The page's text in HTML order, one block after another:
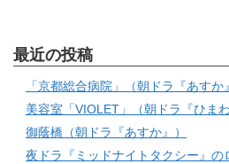
最近の投稿
「京都総合病院」（朝ドラ『あすか
美容室「VIOLET」（朝ドラ『ひまわ
御蔭橋（朝ドラ『あすか』）
夜ドラ『ミッドナイトタクシー』の